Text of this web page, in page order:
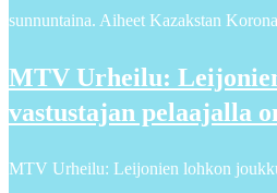
sunnuntaina. Aiheet Kazakstan
MTV Urheilu:
vastustajan pelaajalla
MTV Urheilu: Leijonien lohkon